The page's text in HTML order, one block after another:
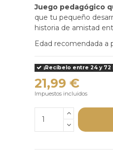
Juego pedagógico
que tu pequeño
historia de amistad
Edad recomendada a
¡Recíbelo entre 24 y 72
21,99 €
Impuestos incluidos